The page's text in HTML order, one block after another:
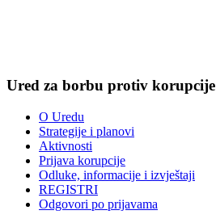
Ured za borbu protiv korupcije
O Uredu
Strategije i planovi
Aktivnosti
Prijava korupcije
Odluke, informacije i izvještaji
REGISTRI
Odgovori po prijavama